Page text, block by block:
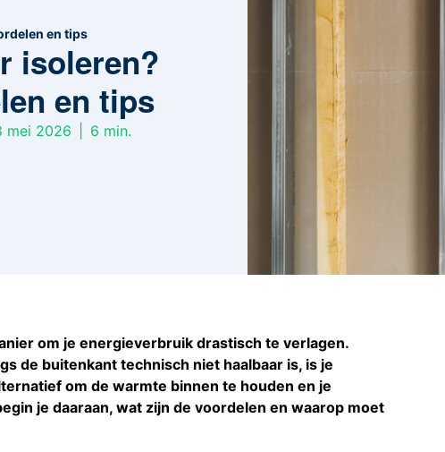
en tips
isoleren?
en tips
mei 2026 6 min.
om je energieverbruik drastisch te verlagen.
de buitenkant technisch niet haalbaar is, is je
om de warmte binnen te houden en je
je daaraan, wat zijn de voordelen en waarop moet